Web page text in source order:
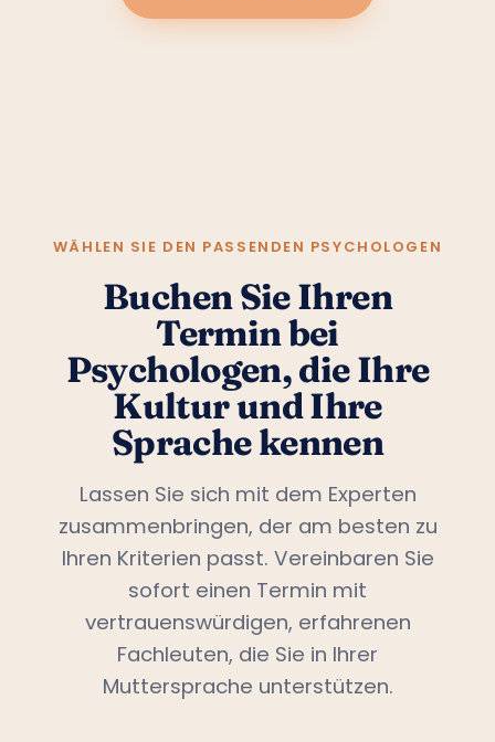
WÄHLEN SIE DEN PASSENDEN PSYCHOLOGEN
Buchen Sie Ihren
Termin bei
Psychologen, die Ihre
Kultur und Ihre
Sprache kennen
Lassen Sie sich mit dem Experten
zusammenbringen, der am besten zu
Ihren Kriterien passt. Vereinbaren Sie
sofort einen Termin mit
vertrauenswürdigen, erfahrenen
Fachleuten, die Sie in Ihrer
Muttersprache unterstützen.